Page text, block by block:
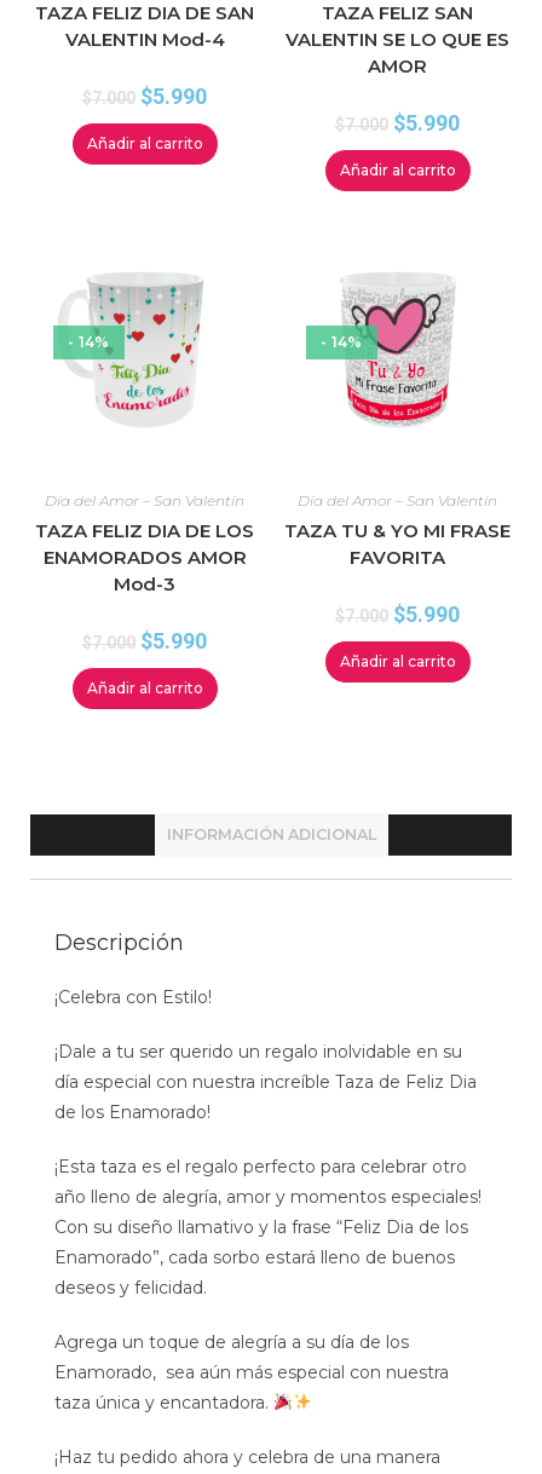
TAZA FELIZ DIA DE SAN
VALENTIN Mod-4
$7.000 $5.990
Añadir al carrito
TAZA FELIZ SAN
VALENTIN SE LO QUE ES
AMOR
$7.000 $5.990
Añadir al carrito
- 14%
Día del Amor – San Valentín
TAZA FELIZ DIA DE LOS
ENAMORADOS AMOR
Mod-3
$7.000 $5.990
Añadir al carrito
- 14%
Día del Amor – San Valentín
TAZA TU & YO MI FRASE
FAVORITA
$7.000 $5.990
Añadir al carrito
INFORMACIÓN ADICIONAL
Descripción
¡Celebra con Estilo!
¡Dale a tu ser querido un regalo inolvidable en su
día especial con nuestra increíble Taza de Feliz Dia
de los Enamorado!
¡Esta taza es el regalo perfecto para celebrar otro
año lleno de alegría, amor y momentos especiales!
Con su diseño llamativo y la frase “Feliz Dia de los
Enamorado”, cada sorbo estará lleno de buenos
deseos y felicidad.
Agrega un toque de alegría a su día de los
Enamorado, sea aún más especial con nuestra
taza única y encantadora.
¡Haz tu pedido ahora y celebra de una manera